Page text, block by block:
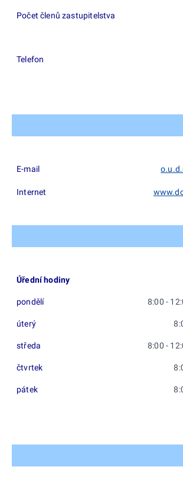
Počet členů zastupitelstva
Telefon
E-mail
Internet
Úřední hodiny
pondělí 8:00 -
úterý
středa 8:00 -
čtvrtek
pátek